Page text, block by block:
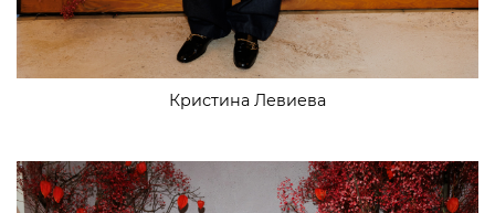
Кристина Левиева